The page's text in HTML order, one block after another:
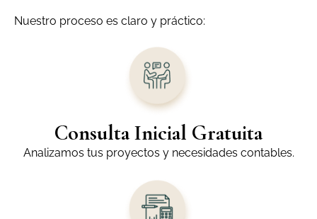
Nuestro proceso es claro y práctico:
Consulta Inicial Gratuita
Analizamos tus proyectos y necesidades contables.